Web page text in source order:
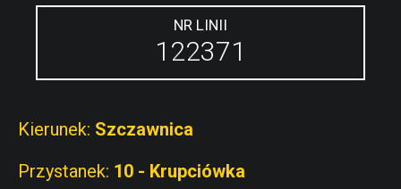
PRZEWOŹNICY
NR LINII
122371
Kierunek: Szczawnica
Przystanek: 10 - Krupciówka